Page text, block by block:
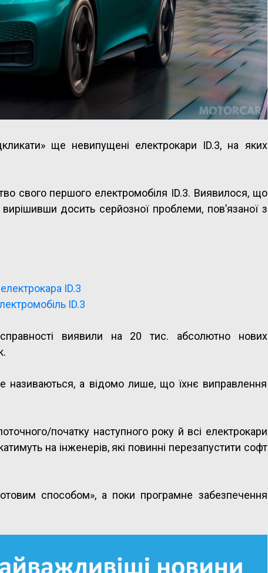
ще невипущені електрокари ID.3, на яких
свого першого електромобіля ID.3. Виявилося, що
досить серйозної проблеми, пов’язаної з
ID.3
ID.3
виявили на 20 тис. абсолютно нових
називаються, а відомо лише, що їхнє виправлення
початку наступного року й всі електрокари
на інженерів, які повинні перезапустити софт
способом», а поки програмне забезпечення